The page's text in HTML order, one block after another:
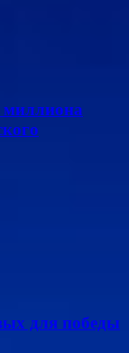
миллиона
для победы